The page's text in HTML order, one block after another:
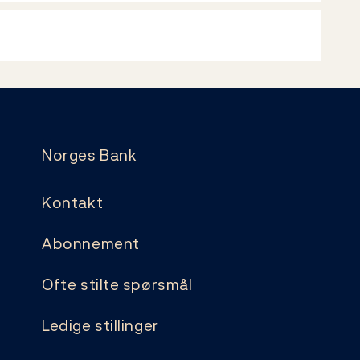
Norges Bank
Kontakt
Abonnement
Ofte stilte spørsmål
Ledige stillinger